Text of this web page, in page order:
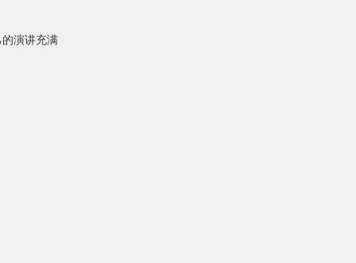
演讲充满